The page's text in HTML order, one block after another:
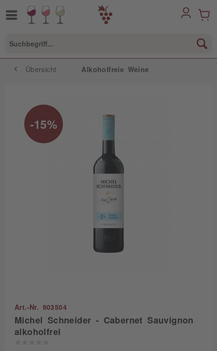
Übersicht Alkoholfreie Weine
-15%
Art.-Nr. 903504
Michel Schneider - Cabernet Sauvignon
alkoholfrei